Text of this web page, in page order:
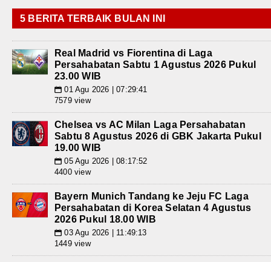
5 BERITA TERBAIK BULAN INI
Real Madrid vs Fiorentina di Laga
Persahabatan Sabtu 1 Agustus 2026 Pukul
23.00 WIB
📅 01 Agu 2026 | 07:29:41
7579 view
Chelsea vs AC Milan Laga Persahabatan
Sabtu 8 Agustus 2026 di GBK Jakarta Pukul
19.00 WIB
📅 05 Agu 2026 | 08:17:52
4400 view
Bayern Munich Tandang ke Jeju FC Laga
Persahabatan di Korea Selatan 4 Agustus
2026 Pukul 18.00 WIB
📅 03 Agu 2026 | 11:49:13
1449 view